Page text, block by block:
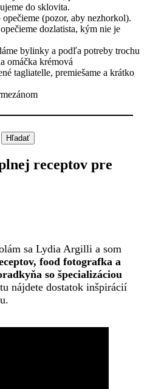
do sklovita.
(pozor, aby nezhorkol).
dozlatista, kým nie je
bylinky a podľa potreby trochu
omáčka krémová
tagliatelle, premiešame a krátko
Hľadať
receptov pre
sa Lydia Argilli a som
food fotografka a
so špecializáciou
nájdete dostatok inšpirácií